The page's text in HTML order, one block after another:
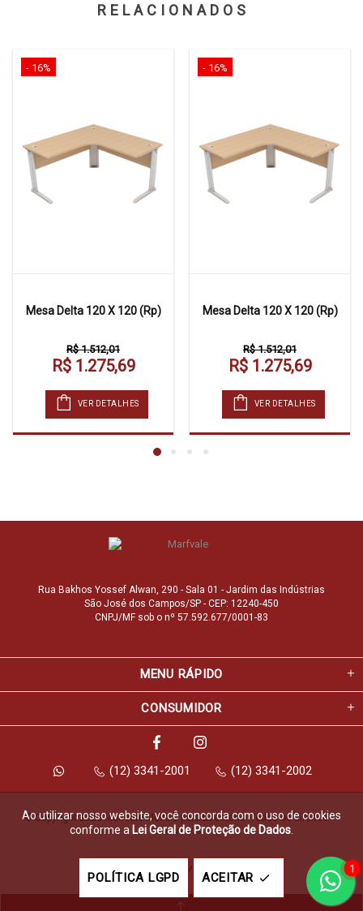
RELACIONADOS
- 16%
Mesa Delta 120 X 120 (Rp)
R$ 1.512,01
R$ 1.275,69
VER DETALHES
- 16%
Mesa Delta 120 X 120 (Rp)
R$ 1.512,01
R$ 1.275,69
VER DETALHES
Rua Bakhos Yossef Alwan, 290 - Sala 01 - Jardim das Indústrias
São José dos Campos/SP - CEP: 12240-450
CNPJ/MF sob o nº 57.592.677/0001-83
MENU RÁPIDO
CONSUMIDOR
(12) 3341-2001 (12) 3341-2002
© Copyright 2026 Marfvale Móveis para Escritório. Todos os direitos
reservados.
Feito com
Ao utilizar nosso website, você concorda com o uso de cookies
conforme a Lei Geral de Proteção de Dados
POLÍTICA LGPD ACEITAR
1